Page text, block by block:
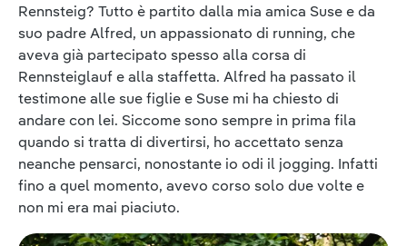
Rennsteig? Tutto è partito dalla mia amica Suse e da
suo padre Alfred, un appassionato di running, che
aveva già partecipato spesso alla corsa di
Rennsteiglauf e alla staffetta. Alfred ha passato il
testimone alle sue figlie e Suse mi ha chiesto di
andare con lei. Siccome sono sempre in prima fila
quando si tratta di divertirsi, ho accettato senza
neanche pensarci, nonostante io odi il jogging. Infatti
fino a quel momento, avevo corso solo due volte e
non mi era mai piaciuto.